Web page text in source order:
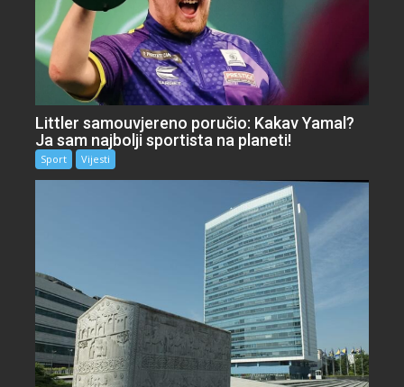
Littler samouvjereno poručio: Kakav Yamal?
Ja sam najbolji sportista na planeti!
Sport Vijesti